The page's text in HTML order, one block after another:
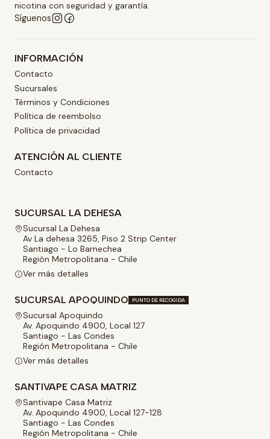
nicotina con seguridad y garantía.
Síguenos
INFORMACIÓN
Contacto
Sucursales
Términos y Condiciones
Política de reembolso
Política de privacidad
ATENCIÓN AL CLIENTE
Contacto
SUCURSAL LA DEHESA
Sucursal La Dehesa
Av La dehesa 3265, Piso 2 Strip Center
Santiago - Lo Barnechea
Región Metropolitana - Chile
Ver más detalles
SUCURSAL APOQUINDO PUNTO DE RECOGIDA
Sucursal Apoquindo
Av. Apoquindo 4900, Local 127
Santiago - Las Condes
Región Metropolitana - Chile
Ver más detalles
SANTIVAPE CASA MATRIZ
Santivape Casa Matriz
Av. Apoquindo 4900, Local 127-128
Santiago - Las Condes
Región Metropolitana - Chile